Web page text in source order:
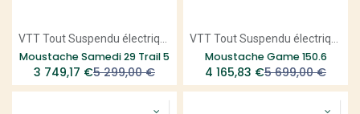
Moustache Samedi 29 Trail 5
3 749,17 €5 299,00€
Moustache Game 150.6
4 165,83 €5 699,00€